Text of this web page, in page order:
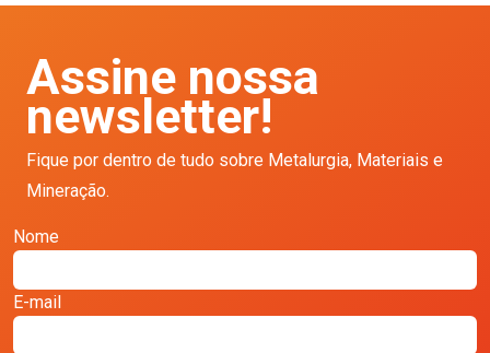
Assine nossa
newsletter!
Fique por dentro de tudo sobre Metalurgia, Materiais e
Mineração.
Nome
E-mail